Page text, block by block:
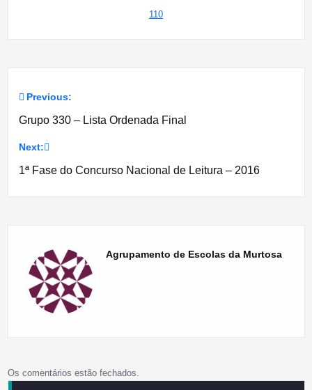
110
Navegação
de
artigos
Previous:
Grupo 330 – Lista Ordenada Final
Next:
1ª Fase do Concurso Nacional de Leitura – 2016
Agrupamento de Escolas da Murtosa
Os comentários estão fechados.